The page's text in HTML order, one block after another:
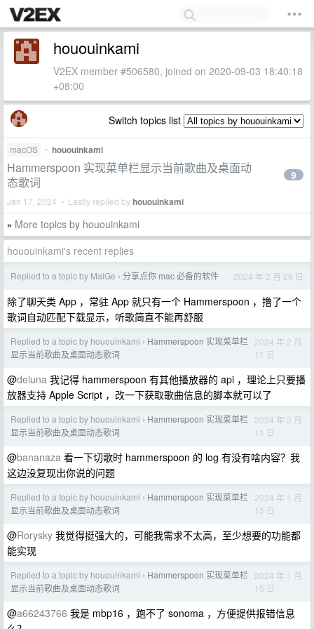
hououinkami
V2EX member #506580, joined on 2020-09-03 18:40:18
+08:00
Switch topics list
macOS • hououinkami
Hammerspoon 实现菜单栏显示当前歌曲及桌面动
态歌词
Jan 17, 2024 • Lastly replied byhououinkami
9
» More topics by hououinkami
hououinkami's recent replies
Replied to a topic by MaiGe › 分享点你 mac 必备的软件 2024 年 2 月 29 日
除了聊天类 App ，常驻 App 就只有一个 Hammerspoon ，撸了一个
歌词自动匹配下载显示，听歌简直不能再舒服
Replied to a topic by hououinkami › Hammerspoon 实现菜单栏
显示当前歌曲及桌面动态歌词
2024 年 2 月
11 日
@deluna 我记得 hammerspoon 有其他播放器的 api ，理论上只要播
放器支持 Apple Script ，改一下获取歌曲信息的脚本就可以了
Replied to a topic by hououinkami › Hammerspoon 实现菜单栏
显示当前歌曲及桌面动态歌词
2024 年 2 月
11 日
@bananaza 看一下切歌时 hammerspoon 的 log 有没有啥内容？我
这边没复现出你说的问题
Replied to a topic by hououinkami › Hammerspoon 实现菜单栏
显示当前歌曲及桌面动态歌词
2024 年 1 月
15 日
@Rorysky 我觉得挺强大的，可能我需求不太高，至少想要的功能都
能实现
Replied to a topic by hououinkami › Hammerspoon 实现菜单栏
显示当前歌曲及桌面动态歌词
2024 年 1 月
15 日
@a66243766 我是 mbp16 ，跑不了 sonoma ，方便提供报错信息